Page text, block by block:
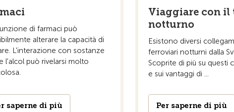
di farmaci può
alterare la capacità di
L'interazione con sostanze
l'alcol può rivelarsi molto
saperne di più
Viaggiare con il
notturno
Esistono diversi
ferroviari notturni dalla
Scoprite di più su questi
e sui vantaggi di ...
Per saperne di più